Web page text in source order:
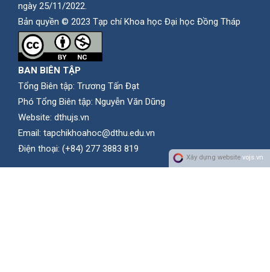
ngày 25/11/2022.
Bản quyền © 2023 Tạp chí Khoa học Đại học Đồng Tháp
BAN BIÊN TẬP
Tổng Biên tập: Trương Tấn Đạt
Phó Tổng Biên tập: Nguyễn Văn Dũng
Website: dthujs.vn
Email: tapchikhoahoc@dthu.edu.vn
Ðiện thoại: (+84) 277 3883 819